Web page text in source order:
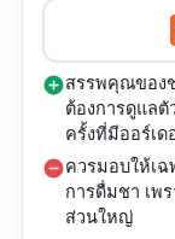
add_circleสรรพคุณของ
ต้องการดูแล
ครั้งที่มีออร์เด
remove_circleควรมอบให้เ
การดื่มชา เพ
ส่วนใหญ่